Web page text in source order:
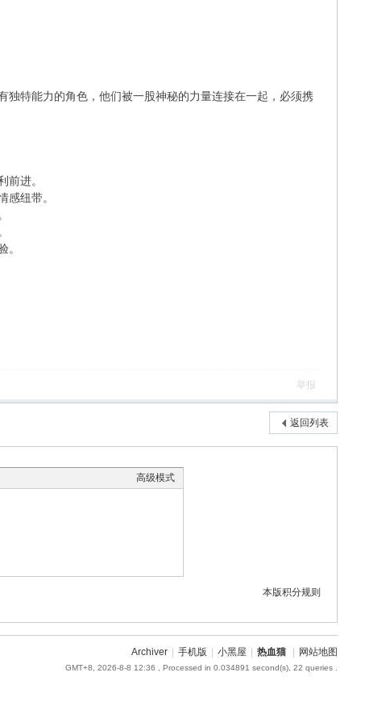
独特能力的角色，他们被一股神秘的力量连接在一起，必须携
进。
纽带。
。
举报
返回列表
高级模式
本版积分规则
Archiver 手机版 小黑屋 热血猫 网站地图
GMT+8, 2026-8-8 12:36 , Processed in 0.034891 second(s), 22 queries .